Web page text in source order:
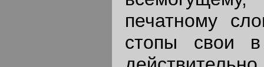
печатному
стопы свои